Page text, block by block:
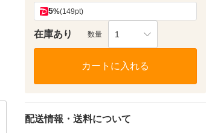
5%(149pt)
在庫あり 数量 1
カートに入れる
配送情報・送料について